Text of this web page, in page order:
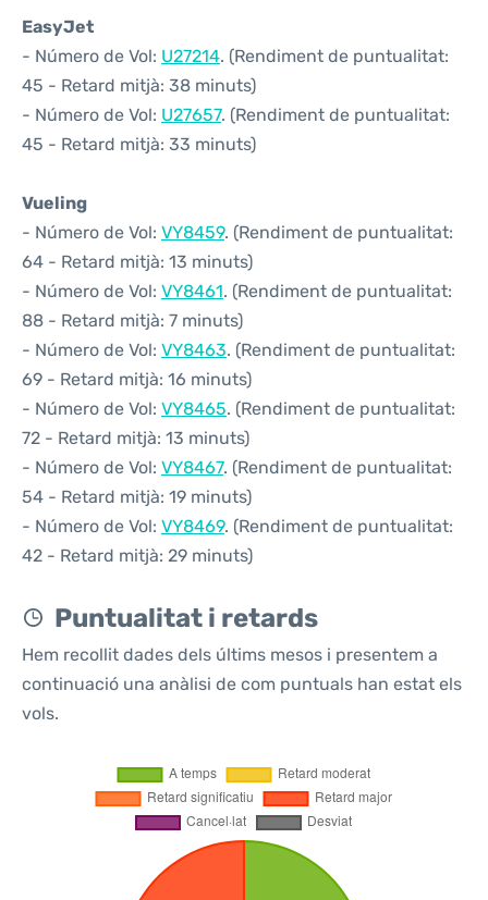
EasyJet
- Número de Vol: U27214. (Rendiment de puntualitat:
45 - Retard mitjà: 38 minuts)
- Número de Vol: U27657. (Rendiment de puntualitat:
45 - Retard mitjà: 33 minuts)
Vueling
- Número de Vol: VY8459. (Rendiment de puntualitat:
64 - Retard mitjà: 13 minuts)
- Número de Vol: VY8461. (Rendiment de puntualitat:
88 - Retard mitjà: 7 minuts)
- Número de Vol: VY8463. (Rendiment de puntualitat:
69 - Retard mitjà: 16 minuts)
- Número de Vol: VY8465. (Rendiment de puntualitat:
72 - Retard mitjà: 13 minuts)
- Número de Vol: VY8467. (Rendiment de puntualitat:
54 - Retard mitjà: 19 minuts)
- Número de Vol: VY8469. (Rendiment de puntualitat:
42 - Retard mitjà: 29 minuts)
Puntualitat i retards
Hem recollit dades dels últims mesos i presentem a
continuació una anàlisi de com puntuals han estat els
vols.